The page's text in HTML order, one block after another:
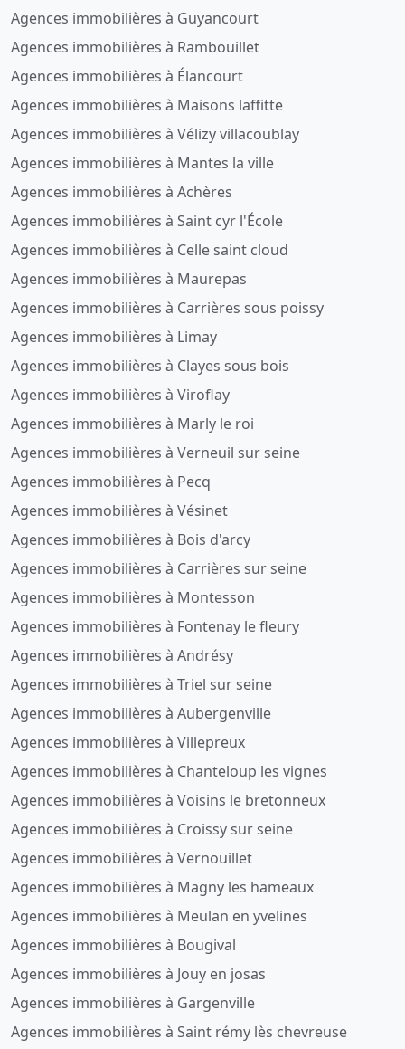
Agences immobilières à Guyancourt
Agences immobilières à Rambouillet
Agences immobilières à Élancourt
Agences immobilières à Maisons laffitte
Agences immobilières à Vélizy villacoublay
Agences immobilières à Mantes la ville
Agences immobilières à Achères
Agences immobilières à Saint cyr l'École
Agences immobilières à Celle saint cloud
Agences immobilières à Maurepas
Agences immobilières à Carrières sous poissy
Agences immobilières à Limay
Agences immobilières à Clayes sous bois
Agences immobilières à Viroflay
Agences immobilières à Marly le roi
Agences immobilières à Verneuil sur seine
Agences immobilières à Pecq
Agences immobilières à Vésinet
Agences immobilières à Bois d'arcy
Agences immobilières à Carrières sur seine
Agences immobilières à Montesson
Agences immobilières à Fontenay le fleury
Agences immobilières à Andrésy
Agences immobilières à Triel sur seine
Agences immobilières à Aubergenville
Agences immobilières à Villepreux
Agences immobilières à Chanteloup les vignes
Agences immobilières à Voisins le bretonneux
Agences immobilières à Croissy sur seine
Agences immobilières à Vernouillet
Agences immobilières à Magny les hameaux
Agences immobilières à Meulan en yvelines
Agences immobilières à Bougival
Agences immobilières à Jouy en josas
Agences immobilières à Gargenville
Agences immobilières à Saint rémy lès chevreuse